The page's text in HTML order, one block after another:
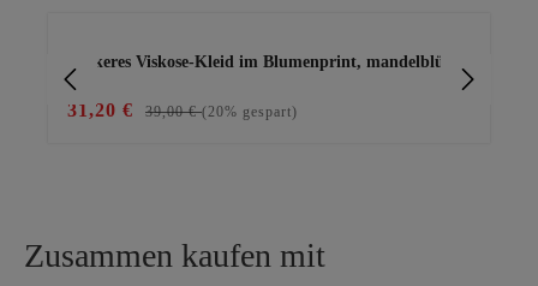
Lockeres Viskose-Kleid im Blumenprint, mandelblüte
31,20 € 39,00 €(20% gespart)
Zusammen kaufen mit